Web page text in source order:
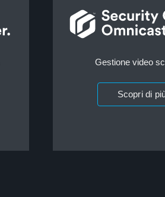
Gestione video
Scopri di